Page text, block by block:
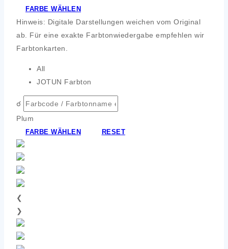
FARBE WÄHLEN
Hinweis: Digitale Darstellungen weichen vom Original
ab. Für eine exakte Farbtonwiedergabe empfehlen wir
Farbtonkarten.
All
JOTUN Farbton
☌
Plum
FARBE WÄHLEN RESET
❮
❯